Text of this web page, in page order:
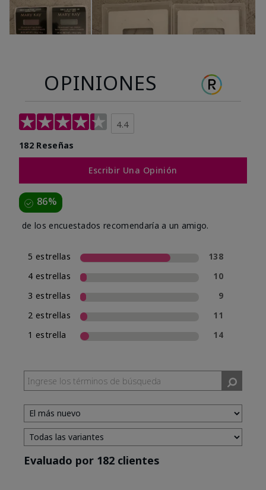
OPINIONES
4.4
182 Reseñas
Escribir Una Opinión
86%
de los encuestados recomendaría a un amigo.
5 estrellas
138
4 estrellas
10
3 estrellas
9
2 estrellas
11
1 estrella
14
Evaluado por 182 clientes